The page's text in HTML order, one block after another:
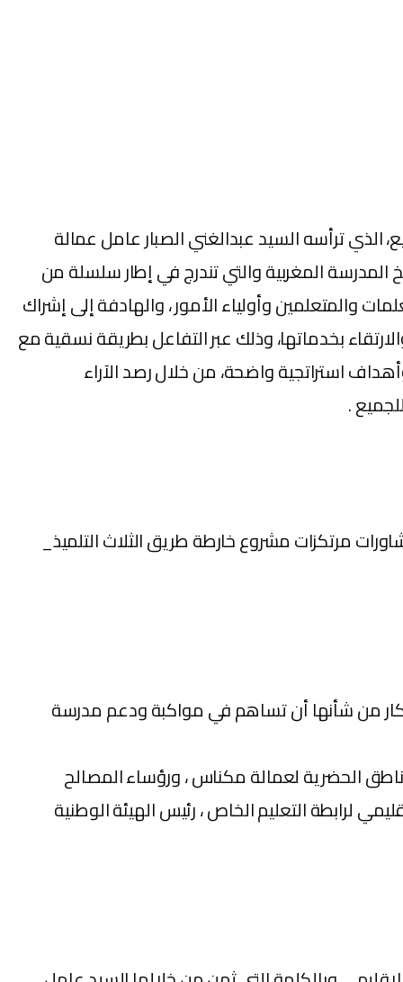
الجودة للجميع، الذي ترأسه السيد عبدالغني الصبار عامل عمالة
المغربية والتي تندرج في إطار سلسلة من
والمتعلمين وأولياء الأمور ، والهادفة إلى إشراك
2022 لتجويد منظومة التربية والتكوين والارتقاء بخدماتها، وذلك عبر التفاعل بطريقة نسقية مع
استراتجية واضحة، من خلال رصد الآراء
.
مرتكزات مشروع خارطة طريق الثلاث التلميذ_
من شأنها أن تساهم في مواكبة ودعم مدرسة
الحضرية لعمالة مكناس ، ورؤساء المصالح
لرابطة التعليم الخاص ، رئيس الهيئة الوطنية